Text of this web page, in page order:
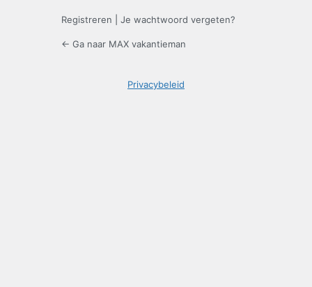
Registreren Je wachtwoord vergeten?
← Ga naar MAX vakantieman
Privacybeleid